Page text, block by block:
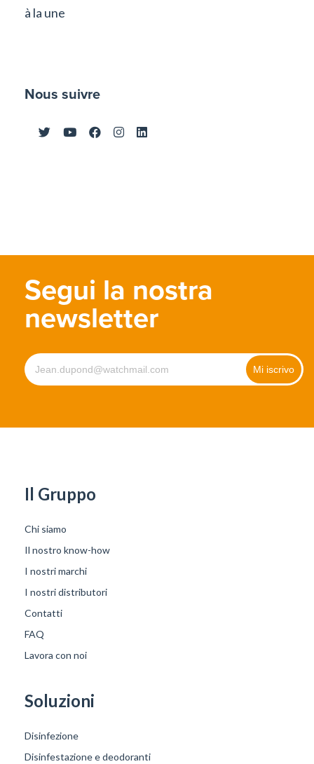
à la une
Nous suivre
Segui la nostra
newsletter
Il Gruppo
Chi siamo
Il nostro know-how
I nostri marchi
I nostri distributori
Contatti
FAQ
Lavora con noi
Soluzioni
Disinfezione
Disinfestazione e deodoranti